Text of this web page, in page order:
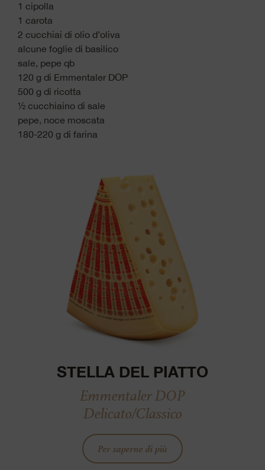
1 cipolla
1 carota
2 cucchiai di olio d’oliva
alcune foglie di basilico
sale, pepe qb
120 g di Emmentaler DOP
500 g di ricotta
½ cucchiaino di sale
pepe, noce moscata
180-220 g di farina
STELLA DEL PIATTO
Emmentaler DOP
Delicato/Classico
Per saperne di più